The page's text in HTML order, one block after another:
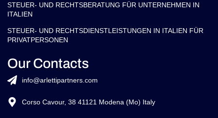
STEUER- UND RECHTSBERATUNG FÜR UNTERNEHMEN IN
ITALIEN
STEUER- UND RECHTSDIENSTLEISTUNGEN IN ITALIEN FÜR
PRIVATPERSONEN
Our Contacts
info@arlettipartners.com
Corso Cavour, 38 41121 Modena (Mo) Italy